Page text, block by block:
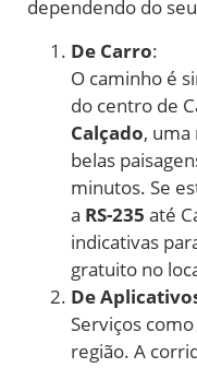
dependendo do
De Carro:
O caminho é
do centro de
Calçado,
belas
minutos. Se
a RS-235 até
indicativas
gratuito no
De
Serviços
região. A